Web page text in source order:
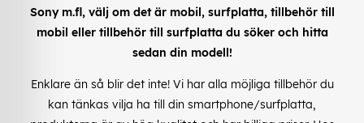
Sony m.fl, välj om det är mobil, surfplatta, tillbehör till
mobil eller tillbehör till surfplatta du söker och hitta
sedan din modell!
Enklare än så blir det inte! Vi har alla möjliga tillbehör du
kan tänkas vilja ha till din smartphone/surfplatta,